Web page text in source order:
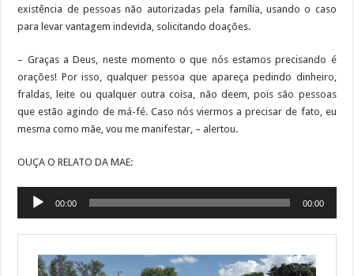
existência de pessoas não autorizadas pela família, usando o caso
para levar vantagem indevida, solicitando doações.
– Graças a Deus, neste momento o que nós estamos precisando é
orações! Por isso, qualquer pessoa que apareça pedindo dinheiro,
fraldas, leite ou qualquer outra coisa, não deem, pois são pessoas
que estão agindo de má-fé. Caso nós viermos a precisar de fato, eu
mesma como mãe, vou me manifestar, – alertou.
OUÇA O RELATO DA MAE:
Tocador
00:00 00:00